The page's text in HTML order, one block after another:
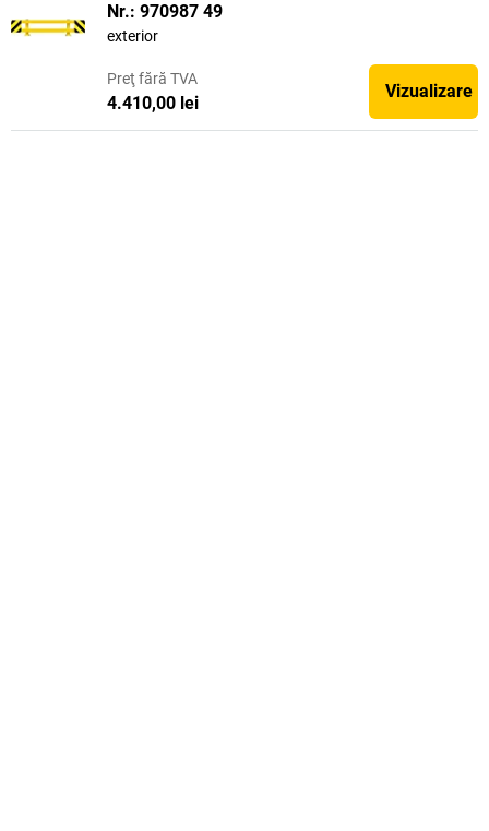
Nr.: 970987 49
exterior
Preţ fără TVA
4.410,00 lei
Vizualizare